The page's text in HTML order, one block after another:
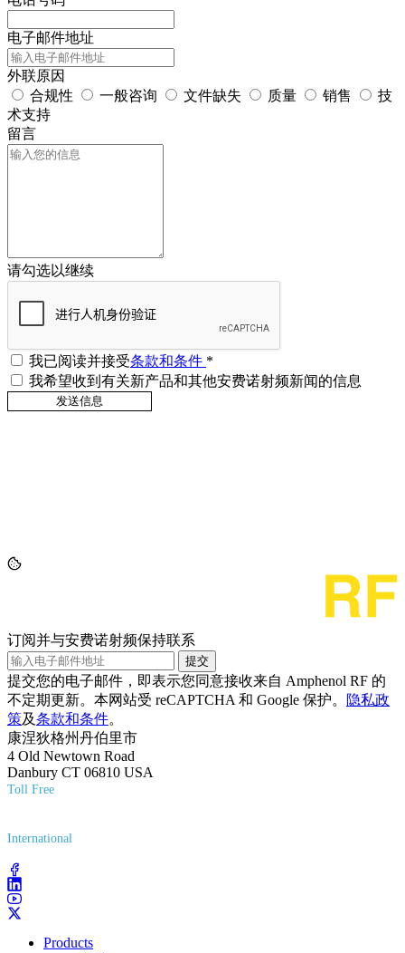
电子邮件地址
外联原因
合规性
一般咨询 文件缺失 质量 销售
技
术支持
留言
请勾选以继续
我已阅读并接受条款和条件 *
我希望收到有关新产品和其他安费诺射频新闻的信息
订阅并与安费诺射频保持联系
提交
提交您的电子邮件，即表示您同意接收来自 Amphenol RF 的
不定期更新。本网站受 reCAPTCHA 和 Google 保护。
隐私政
策及条款和条件。
康涅狄格州丹伯里市
4 Old Newtown Road
Danbury CT 06810 USA
Toll Free
International
Products